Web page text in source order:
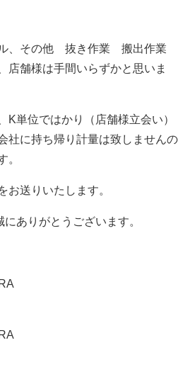
ル、その他 抜き作業 搬出作業
店舗様は手間いらずかと思いま
K単位ではかり（店舗様立会い）
社に持ち帰り計量は致しませんの
お送りいたします。
ありがとうございます。